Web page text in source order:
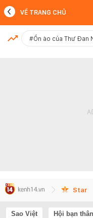
MỚI NHẤT
VỀ TRANG CHỦ
#Ồn ào của Thư Đan
Star
Sao Việt Hội bạn